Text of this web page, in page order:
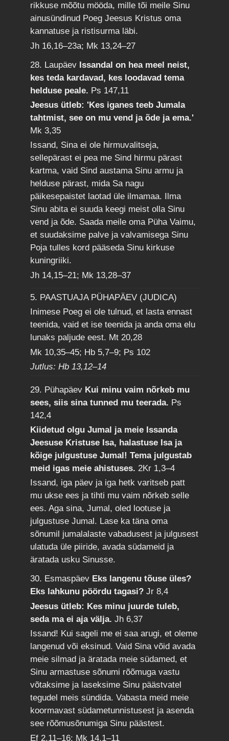
rikkuse mõõtu mööda, mille tõi meile Sinu
ainusündinud Poeg Jeesus Kristus oma
kannatuse ja ristisurma läbi.
Jh 16,16–23a; Mk 13,24–27
28. Laupäev Issandal on hea meel neist,
kes teda kardavad, kes loodavad tema
helduse peale. Ps 147,11
Jeesus ütleb: 'Kes iganes teeb Jumala
tahtmist, see on mu vend ja õde ja ema.'
Mk 3,35
Issand, Sina ei ole hirmuvalitseja,
sellepärast ei pea me Sind hirmu pärast
kartma, vaid Sind austama Sinu armu ja
helduse pärast, mida Sa nagu
päikesepaistet laotad üle ilmamaa. Ilma
Sinu abita ei suuda keegi meist olla Sinu
vend ja õde. Saada meile oma Püha Vaimu,
et suudaksime palve ja valvamisega Sinu
Poja tulles kord pääseda Sinu kirkuse
kuningriiki.
Jh 14,15–21; Mk 13,28–37
5. PAASTUAJA PÜHAPÄEV (JUDICA)
Inimese Poeg ei ole tulnud, et lasta ennast
teenida, vaid et ise teenida ja anda oma elu
lunaks paljude eest. Mt 20,28
Mk 10,35–45; Hb 5,7–9; Ps 102
Jutlus: Hb 13,12–14
29. Pühapäev Kui minu vaim nõrkeb mu
sees, siis sina tunned mu teerada. Ps
142,4
Kiidetud olgu Jumal ja meie Issanda
Jeesuse Kristuse Isa, halastuse Isa ja
kõige julgustuse Jumal! Tema julgustab
meid igas meie ahistuses.2Kr 1,3–4
Issand, iga päev ja iga hetk varitseb patt
mu ukse ees ja tihti mu vaim nõrkeb selle
ees. Aga sina, Jumal, oled lootuse ja
julgustuse Jumal. Lase ka täna oma
sõnumil jumalalaste vabadusest ja julgusest
ulatuda üle piiride, avada südameid ja
äratada usku Sinusse.
30. Esmaspäev Eks langenu tõuse üles?
Eks lahkunu pöördu tagasi?Jr 8,4
Jeesus ütleb: Kes minu juurde tuleb,
seda ma ei aja välja.Jh 6,37
Issand! Kui sageli me ei saa arugi, et oleme
langenud või eksinud. Vaid Sina võid avada
meie silmad ja äratada meie südamed, et
Sinu armastuse sõnumi rõõmuga vastu
võtaksime ja laseksime Sinu päästvatel
tegudel meis sündida. Vabasta meid meie
koormavast südametunnistusest ja asenda
see rõõmusõnumiga Sinu päästest.
Ef 2,11–16; Mk 14,1–11